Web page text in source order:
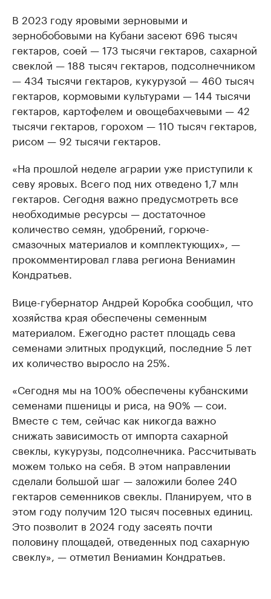
В 2023 году яровыми зерновыми и
зернобобовыми на Кубани засеют 696 тысяч
гектаров, соей — 173 тысячи гектаров, сахарной
свеклой — 188 тысяч гектаров, подсолнечником
— 434 тысячи гектаров, кукурузой — 460 тысяч
гектаров, кормовыми культурами — 144 тысячи
гектаров, картофелем и овощебахчевыми — 42
тысячи гектаров, горохом — 110 тысяч гектаров,
рисом — 92 тысячи гектаров.
«На прошлой неделе аграрии уже приступили к
севу яровых. Всего под них отведено 1,7 млн
гектаров. Сегодня важно предусмотреть все
необходимые ресурсы — достаточное
количество семян, удобрений, горюче-
смазочных материалов и комплектующих», —
прокомментировал глава региона Вениамин
Кондратьев.
Вице-губернатор Андрей Коробка сообщил, что
хозяйства края обеспечены семенным
материалом. Ежегодно растет площадь сева
семенами элитных продукций, последние 5 лет
их количество выросло на 25%.
«Сегодня мы на 100% обеспечены кубанскими
семенами пшеницы и риса, на 90% — сои.
Вместе с тем, сейчас как никогда важно
снижать зависимость от импорта сахарной
свеклы, кукурузы, подсолнечника. Рассчитывать
можем только на себя. В этом направлении
сделали большой шаг — заложили более 240
гектаров семенников свеклы. Планируем, что в
этом году получим 120 тысяч посевных единиц.
Это позволит в 2024 году засеять почти
половину площадей, отведенных под сахарную
свеклу», — отметил Вениамин Кондратьев.